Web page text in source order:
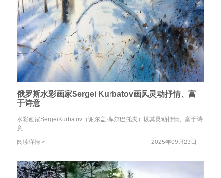
俄罗斯水彩画家Sergei Kurbatov画风灵动抒情、富
于诗意
水彩画家SergeiKurbatov（谢尔盖·库尔巴托夫）以其灵动抒情、富于诗
意...
阅读详情 >
2025年09月23日